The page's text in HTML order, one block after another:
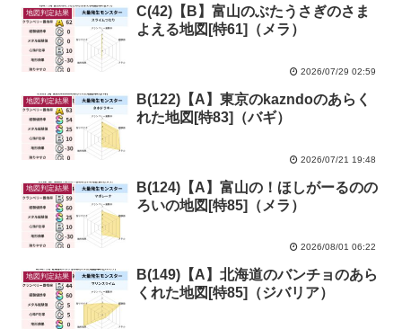
地図判定結果
C(42)【B】富山のぶたうさぎのさま
よえる地図[特61]（メラ）
2026/07/29 02:59
地図判定結果
B(122)【A】東京のkazndoのあらく
れた地図[特83]（バギ）
2026/07/21 19:48
地図判定結果
B(124)【A】富山の！ほしがーるのの
ろいの地図[特85]（メラ）
2026/08/01 06:22
地図判定結果
B(149)【A】北海道のバンチョのあら
くれた地図[特85]（ジバリア）